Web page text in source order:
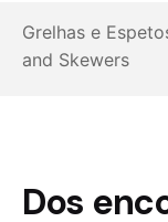
Grelhas e
and Skewers
Dos